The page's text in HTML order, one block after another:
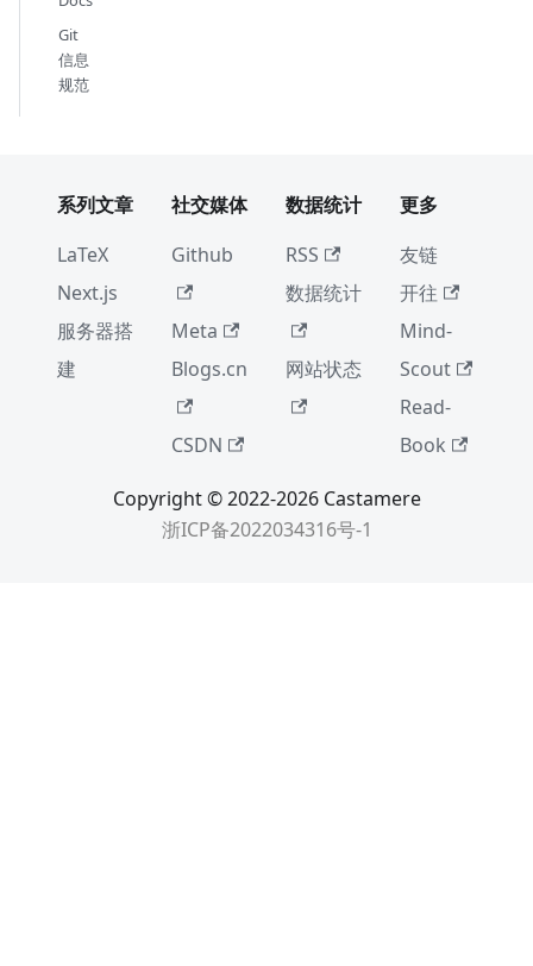
Git
信息
规范
系列文章
LaTeX
Next.js
服务器搭
建
社交媒体
Github
Meta
Blogs.cn
CSDN
数据统计
RSS
数据统计
网站状态
更多
友链
开往
Mind-
Scout
Read-
Book
Copyright © 2022-2026 Castamere
浙ICP备2022034316号-1